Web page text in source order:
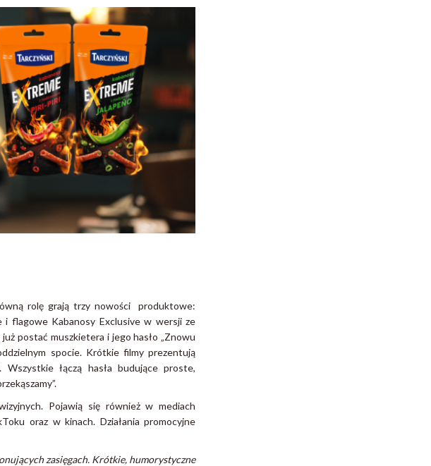
rolę grają trzy nowości produktowe:
i flagowe Kabanosy Exclusive w wersji ze
postać muszkietera i jego hasło „Znowu
spocie. Krótkie filmy prezentują
łączą hasła budujące proste,
Pojawią się również w mediach
oraz w kinach. Działania promocyjne
zasięgach. Krótkie, humorystyczne